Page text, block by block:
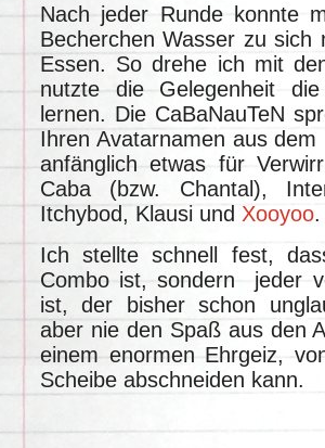
Nach jeder Runde konnte
Becherchen Wasser zu sich
Essen. So drehe ich mit
nutzte die Gelegenheit
lernen. Die CaBaNauTeN
Ihren Avatarnamen aus
anfänglich etwas für
Caba (bzw. Chantal),
Itchybod, Klausi und Xooyoo.
Ich stellte schnell fest,
Combo ist, sondern jeder
ist, der bisher schon
aber nie den Spaß aus den
einem enormen Ehrgeiz,
Scheibe abschneiden kann.